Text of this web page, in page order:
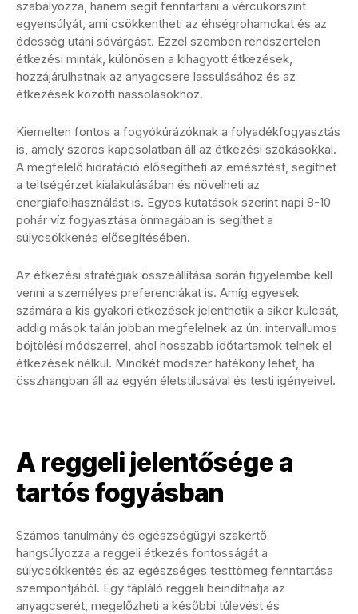
szabályozza, hanem segít fenntartani a vércukorszint
egyensúlyát, ami csökkentheti az éhségrohamokat és az
édesség utáni sóvárgást. Ezzel szemben rendszertelen
étkezési minták, különösen a kihagyott étkezések,
hozzájárulhatnak az anyagcsere lassulásához és az
étkezések közötti nassolásokhoz.
Kiemelten fontos a fogyókúrázóknak a folyadékfogyasztás
is, amely szoros kapcsolatban áll az étkezési szokásokkal.
A megfelelő hidratáció elősegítheti az emésztést, segíthet
a teltségérzet kialakulásában és növelheti az
energiafelhasználást is. Egyes kutatások szerint napi 8-10
pohár víz fogyasztása önmagában is segíthet a
súlycsökkenés elősegítésében.
Az étkezési stratégiák összeállítása során figyelembe kell
venni a személyes preferenciákat is. Amíg egyesek
számára a kis gyakori étkezések jelenthetik a siker kulcsát,
addig mások talán jobban megfelelnek az ún. intervallumos
böjtölési módszerrel, ahol hosszabb időtartamok telnek el
étkezések nélkül. Mindkét módszer hatékony lehet, ha
összhangban áll az egyén életstílusával és testi igényeivel.
A reggeli jelentősége a
tartós fogyásban
Számos tanulmány és egészségügyi szakértő
hangsúlyozza a reggeli étkezés fontosságát a
súlycsökkentés és az egészséges testtömeg fenntartása
szempontjából. Egy tápláló reggeli beindíthatja az
anyagcserét, megelőzheti a későbbi túlevést és